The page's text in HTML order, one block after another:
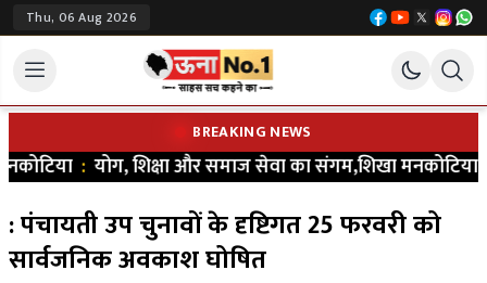
Thu, 06 Aug 2026
BREAKING NEWS
:योग, शिक्षा और समाज सेवा का संगम,शिखा मनकोटिया ने
: पंचायती उप चुनावों के दृष्टिगत 25 फरवरी को
सार्वजनिक अवकाश घोषित